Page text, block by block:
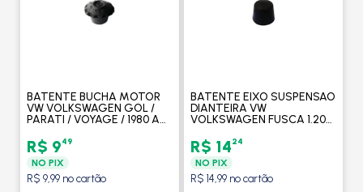
BATENTE BUCHA MOTOR
VW VOLKSWAGEN GOL /
PARATI / VOYAGE / 1980 A
DIANTEIRO - MOBENSANI
R$ 949
NO PIX
R$ 9,99 no cartão
BATENTE EIXO SUSPENSAO
DIANTEIRA VW
VOLKSWAGEN FUSCA 1.200
EM DIANTE - MOBENSANI
R$ 1424
NO PIX
R$ 14,99 no cartão